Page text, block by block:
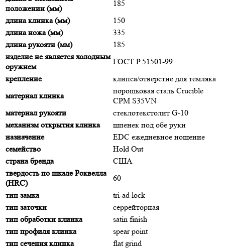
положении (мм)
185
длина клинка (мм)
150
длина ножа (мм)
335
длина рукояти (мм)
185
изделие не является холодным
оружием
ГОСТ P 51501-99
крепление
клипса/отверстие для темляка
материал клинка
порошковая сталь Crucible
CPM S35VN
материал рукояти
стеклотекстолит G-10
механизм открытия клинка
шпенек под обе руки
назначение
EDC ежедневное ношение
семейство
Hold Out
страна бренда
США
твердость по шкале Роквелла
(HRC)
60
тип замка
tri-ad lock
тип заточки
серрейторная
тип обработки клинка
satin finish
тип профиля клинка
spear point
тип сечения клинка
flat grind